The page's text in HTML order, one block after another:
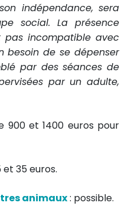
indépendance, sera
social. La présence
pas incompatible avec
besoin de se dépenser
par des séances de
par un adulte,
900 et 1400 euros pour
35 euros.
animaux: possible.